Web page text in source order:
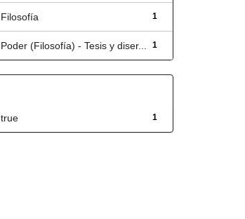
1
Filosofía
1
Poder (Filosofía) - Tesis y diser...
1
true